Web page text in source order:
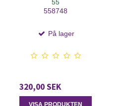
55
558748
På lager
320,00 SEK
VISA PRODUKTEN